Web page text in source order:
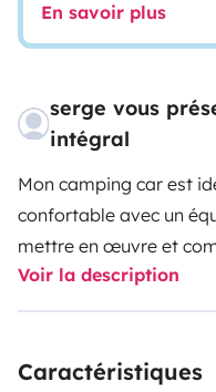
En savoir plus
serge vous
intégral
Mon camping car est
confortable avec un
mettre en œuvre et
espaces sont
contemporaine
Voir la description
Caractéristiques